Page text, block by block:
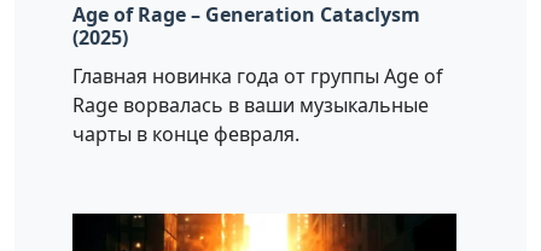
Age of Rage – Generation Cataclysm
(2025)
Главная новинка года от группы Age of
Rage ворвалась в ваши музыкальные
чарты в конце февраля.